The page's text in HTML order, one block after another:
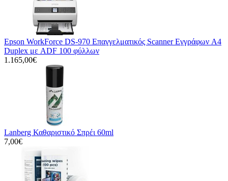
Epson WorkForce DS-970 Επαγγελματικός Scanner Εγγράφων A4
Duplex με ADF 100 φύλλων
1.165,00€
Lanberg Καθαριστικό Σπρέι 60ml
7,00€